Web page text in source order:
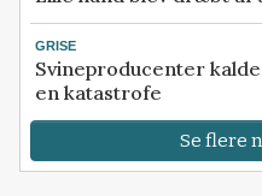
GRISE
Svineproducenter
en katastrofe
Se flere